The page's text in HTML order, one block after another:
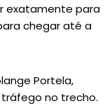
exatamente para
chegar até a
Portela,
no trecho.